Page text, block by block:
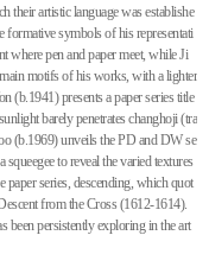
their artistic language was establishe
formative symbols of his representati
where pen and paper meet, while Ji
motifs of his works, with a lighter
(b.1941) presents a paper series title
barely penetrates changhoji (tra
(b.1969) unveils the PD and DW se
to reveal the varied textures
series, descending, which quot
from the Cross (1612-1614).
been persistently exploring in the art